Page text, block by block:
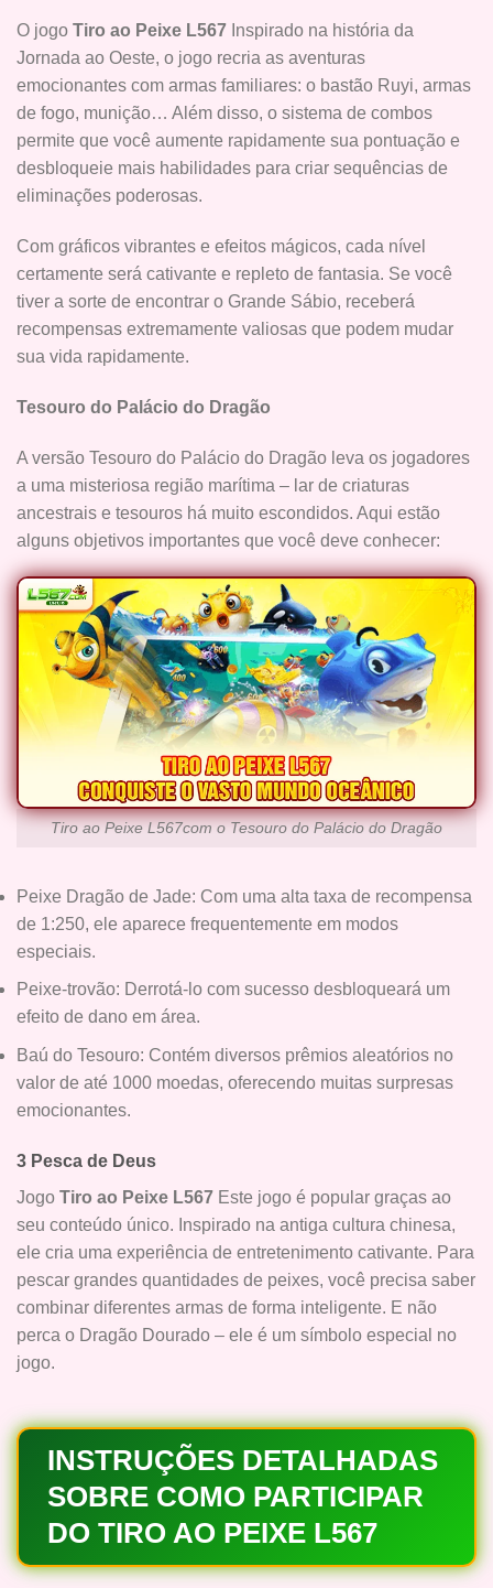
O jogo Tiro ao Peixe L567 Inspirado na história da
Jornada ao Oeste, o jogo recria as aventuras
emocionantes com armas familiares: o bastão Ruyi, armas
de fogo, munição… Além disso, o sistema de combos
permite que você aumente rapidamente sua pontuação e
desbloqueie mais habilidades para criar sequências de
eliminações poderosas.
Com gráficos vibrantes e efeitos mágicos, cada nível
certamente será cativante e repleto de fantasia. Se você
tiver a sorte de encontrar o Grande Sábio, receberá
recompensas extremamente valiosas que podem mudar
sua vida rapidamente.
Tesouro do Palácio do Dragão
A versão Tesouro do Palácio do Dragão leva os jogadores
a uma misteriosa região marítima – lar de criaturas
ancestrais e tesouros há muito escondidos. Aqui estão
alguns objetivos importantes que você deve conhecer:
Tiro ao Peixe L567com o Tesouro do Palácio do Dragão
Peixe Dragão de Jade: Com uma alta taxa de recompensa
de 1:250, ele aparece frequentemente em modos
especiais.
Peixe-trovão: Derrotá-lo com sucesso desbloqueará um
efeito de dano em área.
Baú do Tesouro: Contém diversos prêmios aleatórios no
valor de até 1000 moedas, oferecendo muitas surpresas
emocionantes.
3 Pesca de Deus
Jogo Tiro ao Peixe L567 Este jogo é popular graças ao
seu conteúdo único. Inspirado na antiga cultura chinesa,
ele cria uma experiência de entretenimento cativante. Para
pescar grandes quantidades de peixes, você precisa saber
combinar diferentes armas de forma inteligente. E não
perca o Dragão Dourado – ele é um símbolo especial no
jogo.
INSTRUÇÕES DETALHADAS
SOBRE COMO PARTICIPAR
DO TIRO AO PEIXE L567